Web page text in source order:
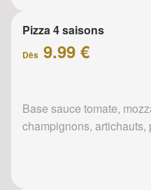
Pizza 4 saisons
Dès 9.99 €
Base sauce tomate,
champignons, artichauts,